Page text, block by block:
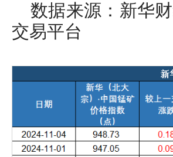
数据来源：新华
交易平台